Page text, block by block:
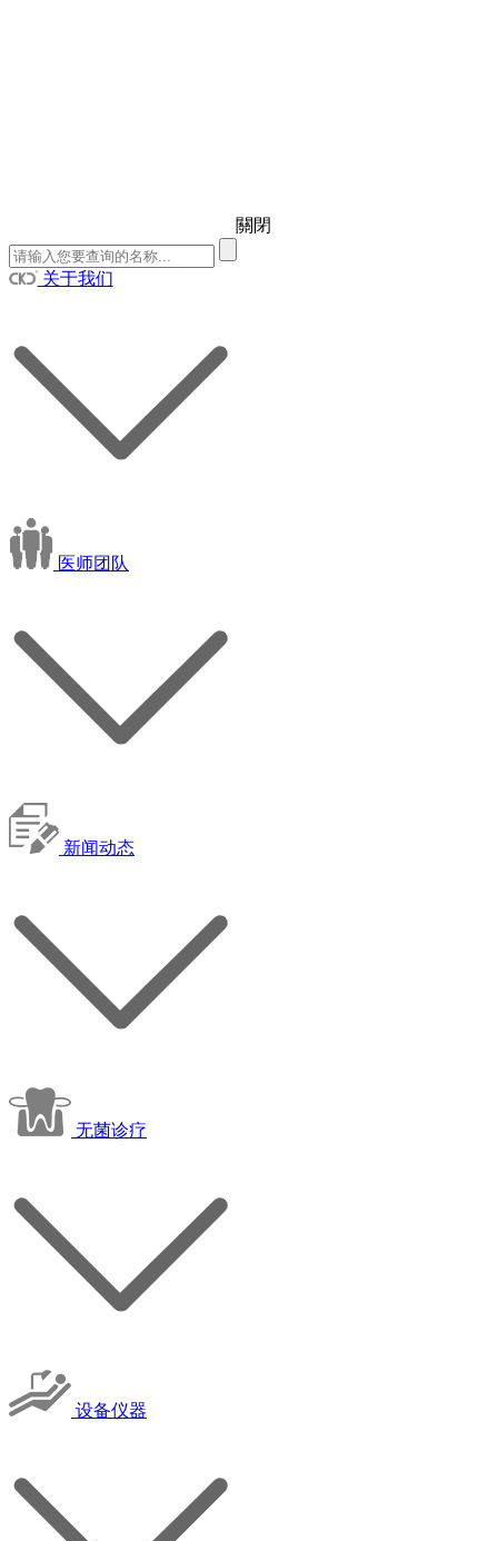
關閉
关于我们
医师团队
新闻动态
无菌诊疗
设备仪器